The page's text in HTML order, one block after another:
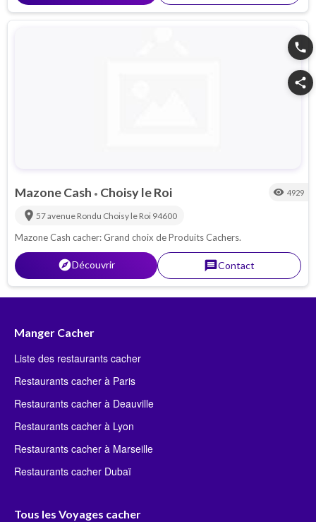
phone
share
Mazone Cash • Choisy le Roi visibility 4929
location_on 57 avenue Rondu Choisy le Roi 94600
Mazone Cash cacher: Grand choix de Produits Cachers.
explorerDécouvrir messageContact
Manger Cacher
Liste des restaurants cacher
Restaurants cacher à Paris
Restaurants cacher à Deauville
Restaurants cacher à Lyon
Restaurants cacher à Marseille
Restaurants cacher Dubaï
Tous les Voyages cacher